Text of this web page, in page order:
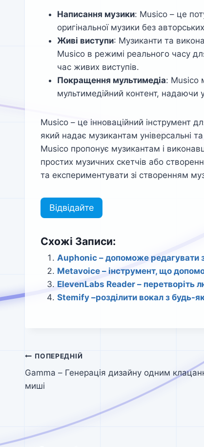
Написання музики: Musico – це
оригінальної музики без
Живі виступи: Музиканти та
Musico в режимі реального часу
час живих виступів.
Покращення мультимедіа: Musico
мультимедійний контент, надаючи
Musico – це інноваційний інструмент
який надає музикантам універсальні
Musico пропонує музикантам і
простих музичних скетчів або
та експериментувати зі створенням
Відвідайте
Схожі Записи:
Auphonic – допоможе редагувати
Metavoice – інструмент, що
ElevenLabs Reader – перетворіть
Stemify –розділити вокал з будь-
Навігація
записів
ПОПЕРЕДНІЙ
Gamma – Генерація дизайну одним
миші